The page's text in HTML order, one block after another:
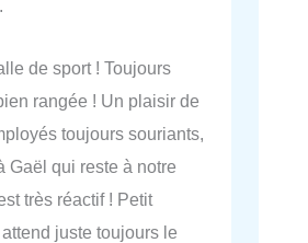
de sport ! Toujours
rangée ! Un plaisir de
toujours souriants,
qui reste à notre
très réactif ! Petit
juste toujours le